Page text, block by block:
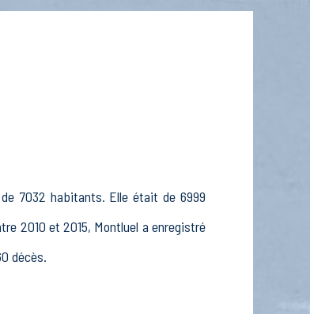
7032 habitants. Elle était de 6999
2010 et 2015, Montluel a enregistré
décès.